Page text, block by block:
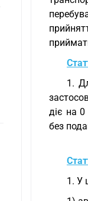
1.
діє на
без
1. У